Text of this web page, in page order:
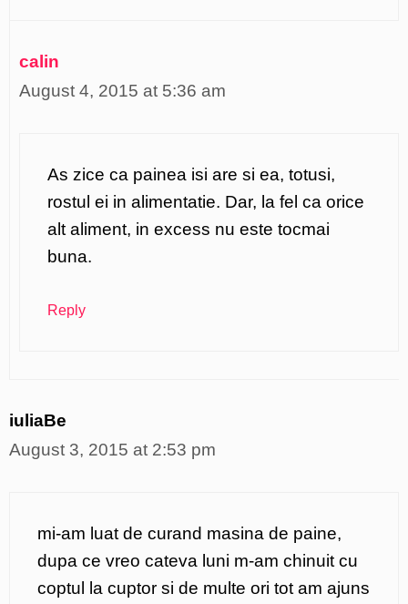
calin
August 4, 2015 at 5:36 am
As zice ca painea isi are si ea, totusi,
rostul ei in alimentatie. Dar, la fel ca orice
alt aliment, in excess nu este tocmai
buna.
Reply
iuliaBe
August 3, 2015 at 2:53 pm
mi-am luat de curand masina de paine,
dupa ce vreo cateva luni m-am chinuit cu
coptul la cuptor si de multe ori tot am ajuns